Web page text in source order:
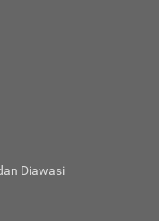
Diawasi